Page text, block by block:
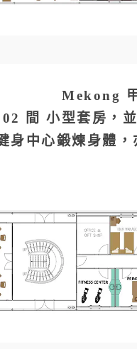
Mekong
間 小型套房，
身中心鍛煉身體